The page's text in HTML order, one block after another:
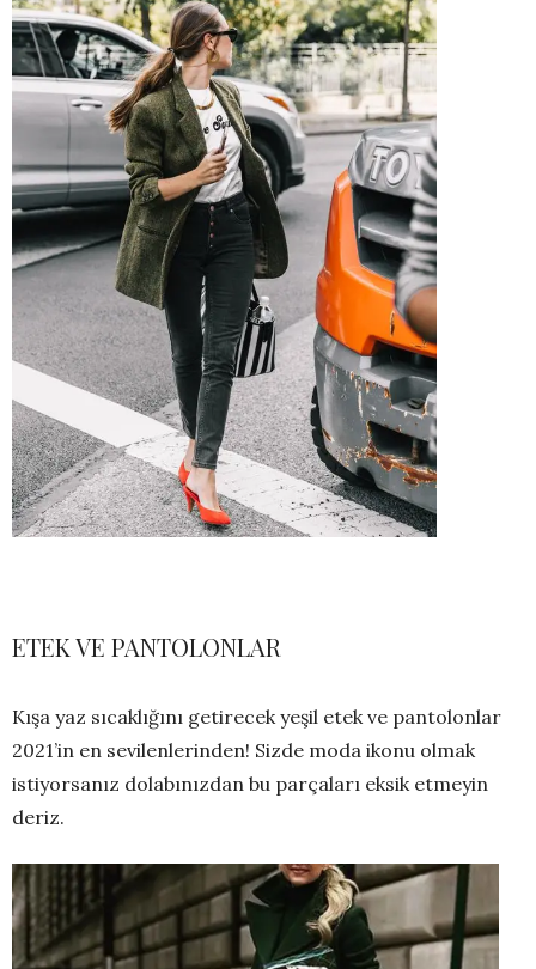
ETEK VE PANTOLONLAR
Kışa yaz sıcaklığını getirecek yeşil etek ve pantolonlar
2021’in en sevilenlerinden! Sizde moda ikonu olmak
istiyorsanız dolabınızdan bu parçaları eksik etmeyin
deriz.